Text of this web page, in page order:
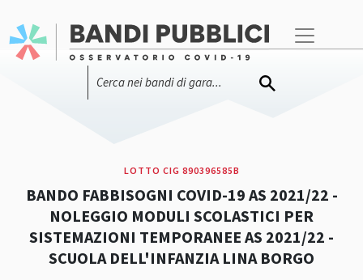
LOTTO CIG 890396585B
BANDO FABBISOGNI COVID-19 AS 2021/22 -
NOLEGGIO MODULI SCOLASTICI PER
SISTEMAZIONI TEMPORANEE AS 2021/22 -
SCUOLA DELL'INFANZIA LINA BORGO